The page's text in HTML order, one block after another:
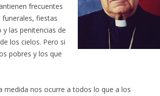
frecuentes
fiestas
las penitencias de
los cielos. Pero si
pobres y los que
nos ocurre a todos lo que a los